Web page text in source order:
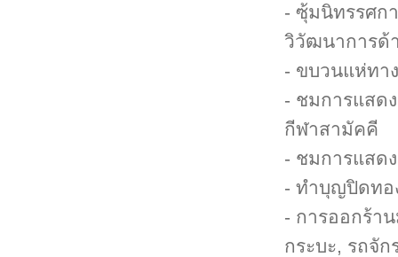
- ซุ้มนิทรรศก
วิวัฒนาการด้
- ขบวนแห่ทา
- ชมการแสด
กีฬาสามัคคี
- ชมการแสด
- ทำบุญปิดทอ
- การออกร้า
กระบะ, รถจั